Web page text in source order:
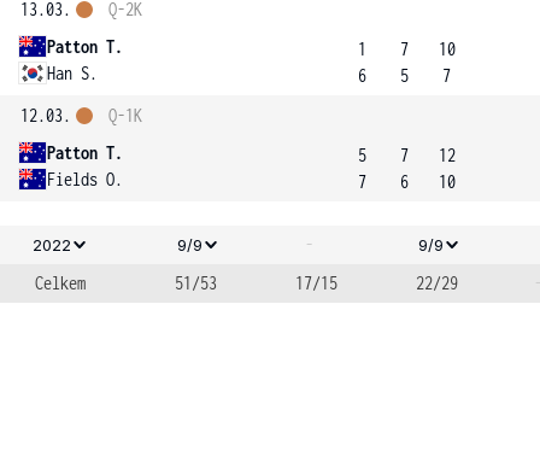
13.03.
Patton T.
Han S.
Q-2K
1
6
7
5
10
7
12.03.
Patton T.
Fields O.
Q-1K
5
7
7
6
12
10
2022 9/9 - 9/9
Celkem 51/53 17/15 22/29